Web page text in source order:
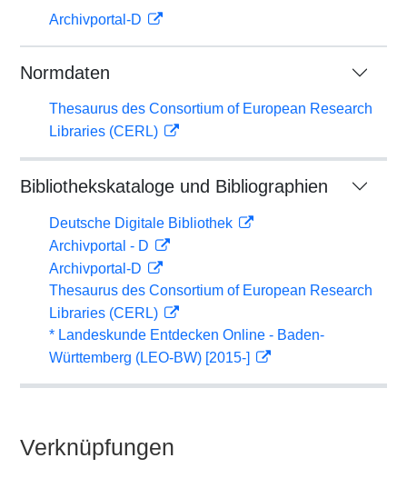
Archivportal-D
Normdaten
Thesaurus des Consortium of European Research
Libraries (CERL)
Bibliothekskataloge und Bibliographien
Deutsche Digitale Bibliothek
Archivportal - D
Archivportal-D
Thesaurus des Consortium of European Research
Libraries (CERL)
* Landeskunde Entdecken Online - Baden-
Württemberg (LEO-BW) [2015-]
Verknüpfungen